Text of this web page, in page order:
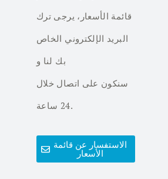
قائمة الأسعار، يرجى ترك
البريد الإلكتروني الخاص
بك لنا و
سنكون على اتصال خلال
24 ساعة.
الاستفسار عن قائمة
الأسعار